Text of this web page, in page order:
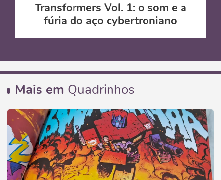
Transformers Vol. 1: o som e a
fúria do aço cybertroniano
Mais em Quadrinhos